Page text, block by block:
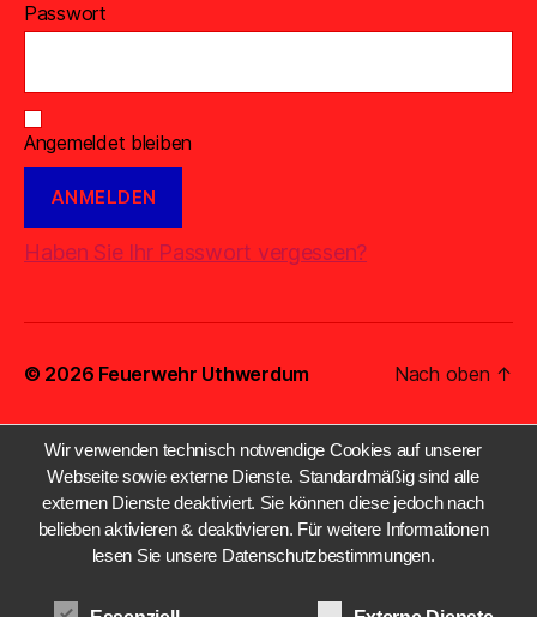
Passwort
Angemeldet bleiben
Haben Sie Ihr Passwort vergessen?
© 2026 Feuerwehr Uthwerdum Nach oben ↑
Wir verwenden technisch notwendige Cookies auf unserer
Webseite sowie externe Dienste. Standardmäßig sind alle
externen Dienste deaktiviert. Sie können diese jedoch nach
belieben aktivieren & deaktivieren. Für weitere Informationen
lesen Sie unsere Datenschutzbestimmungen.